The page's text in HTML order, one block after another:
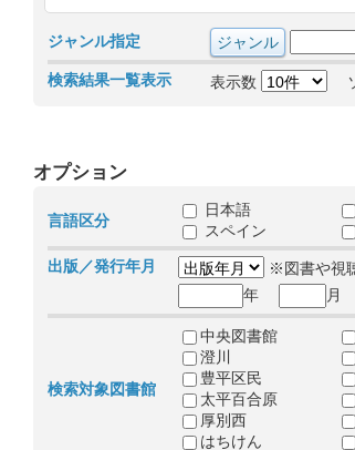
ジャンル指定
検索結果一覧表示 表示数
オプション
言語区分
日本語
スペイン
出版／発行年月
※図書や視
年
月
検索対象図書館
中央図書館
澄川
豊平区民
太平百合原
厚別西
はちけん